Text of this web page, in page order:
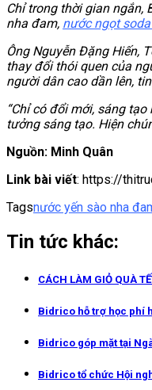
Chỉ trong thời gian ngắn,
nha đam, nước ngọt
Ông Nguyễn Đặng Hiến,
thay đổi thói quen của
người dân cao dần lên,
“Chỉ có đổi mới, sáng
tưởng sáng tạo. Hiện
Nguồn: Minh Quân
Link bài viết: https://
Tagsnước yến sào nha
Tin tức khác:
CÁCH LÀM GIỎ QUÀ
Bidrico hỗ trợ học phí
Bidrico góp mặt tại
Bidrico tổ chức Hội